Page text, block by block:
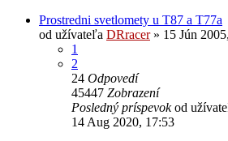
Prostredni svetlomety u T87 a T77a
od užívateľa DRracer» 15 Jún
1
2
24 Odpovedí
45447 Zobrazení
Posledný príspevokod
14 Aug 2020, 17:53